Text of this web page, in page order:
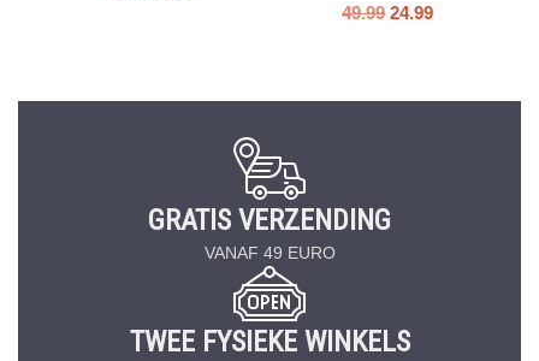
49.99 24.99
GRATIS VERZENDING
VANAF 49 EURO
TWEE FYSIEKE WINKELS